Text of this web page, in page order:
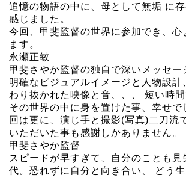
追憶の物語の中に、母として無垢 に
感じました。
今回、甲斐監督の世界に参加でき、心
ます。
永瀬正敏
甲斐さやか監督の独自で深いメッセー
明確なビジュアルイメージと人物設計
わり抜かれた映像と音、、、 短い時
その世界の中に身を置けた事、幸せで
回は更に、演じ手と撮影(写真)二刀流
いただいた事も感謝しかありません。
甲斐さやか監督
スピードが早すぎて、自分のことも見
代。恐れずに自分と向き合い、 どう